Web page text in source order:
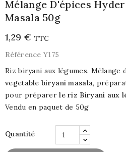
Mélange D'épices
Masala 50g
1,29 € TTC
Référence Y175
Riz biryani aux légumes. Mélange
vegetable biryani masala,
pour préparerle riz Biryani aux
Vendu en paquet de 50g
Quantité